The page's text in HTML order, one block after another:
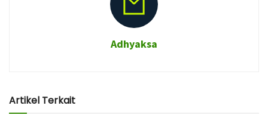
Adhyaksa
Artikel Terkait